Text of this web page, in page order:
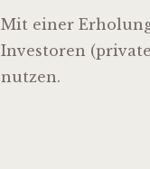
Mit einer
Investoren
nutzen.